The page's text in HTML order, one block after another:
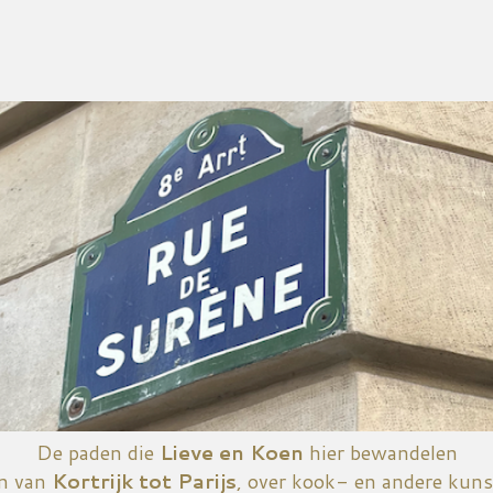
De paden die Lieve en Koen hier bewandelen
van Kortrijk tot Parijs, over kook- en andere